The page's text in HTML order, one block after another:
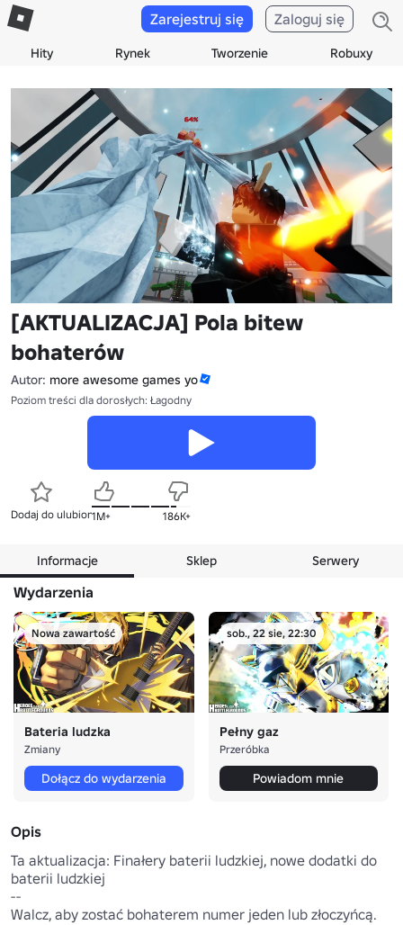
Hity Rynek Tworzenie Robuxy
Zarejestruj się Zaloguj się
[AKTUALIZACJA] Pola bitew
bohaterów
Autor: more awesome games yo
Poziom treści dla dorosłych: Łagodny
Dodaj do ulubionych
1M+ 186K+
Informacje Sklep Serwery
Wydarzenia
Nowa zawartość
Bateria ludzka
Zmiany
Dołącz do wydarzenia
sob., 22 sie, 22:30
Pełny gaz
Przeróbka
Powiadom mnie
Opis
Ta aktualizacja: Finałery baterii ludzkiej, nowe dodatki do
baterii ludzkiej
--
Walcz, aby zostać bohaterem numer jeden lub złoczyńcą.